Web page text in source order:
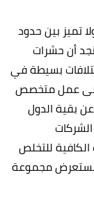
تميز بين حدود
أن حشرات
بسيطة في
إلى عمل متخصص
بقية الدول
للتخلص
نستعرض مجموعة